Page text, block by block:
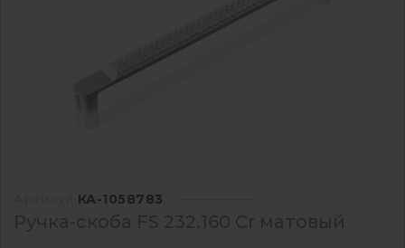
КА-1058783
Ручка-скоба FS 232.160 Cr матовый